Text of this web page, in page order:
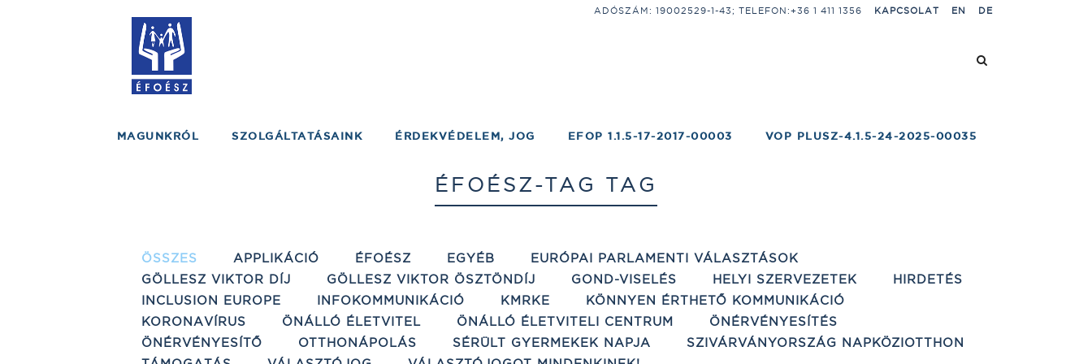
ADÓSZÁM: 19002529-1-43; TELEFON:+36 1 411 1356 KAPCSOLAT EN DE
MAGUNKRÓL SZOLGÁLTATÁSAINK ÉRDEKVÉDELEM, JOG EFOP 1.1.5-17-2017-00003 VOP PLUSZ-4.1.5-24-2025-00035
ÉFOÉSZ-TAG TAG
ÖSSZES APPLIKÁCIÓ ÉFOÉSZ EGYÉB
EURÓPAI PARLAMENTI VÁLASZTÁSOK
GÖLLESZ VIKTOR DÍJ
GÖLLESZ VIKTOR ÖSZTÖNDÍJ GOND-VISELÉS HELYI SZERVEZETEK
HIRDETÉS
INCLUSION EUROPE
INFOKOMMUNIKÁCIÓ KMRKE
KÖNNYEN ÉRTHETŐ KOMMUNIKÁCIÓ
KORONAVÍRUS
ÖNÁLLÓ ÉLETVITEL ÖNÁLLÓ ÉLETVITELI CENTRUM
ÖNÉRVÉNYESÍTÉS
ÖNÉRVÉNYESÍTŐ
OTTHONÁPOLÁS SÉRÜLT GYERMEKEK NAPJA
SZIVÁRVÁNYORSZÁG NAPKÖZIOTTHON